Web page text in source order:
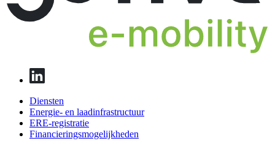
Diensten
Energie- en laadinfrastructuur
ERE-registratie
Financierings­mogelijkheden